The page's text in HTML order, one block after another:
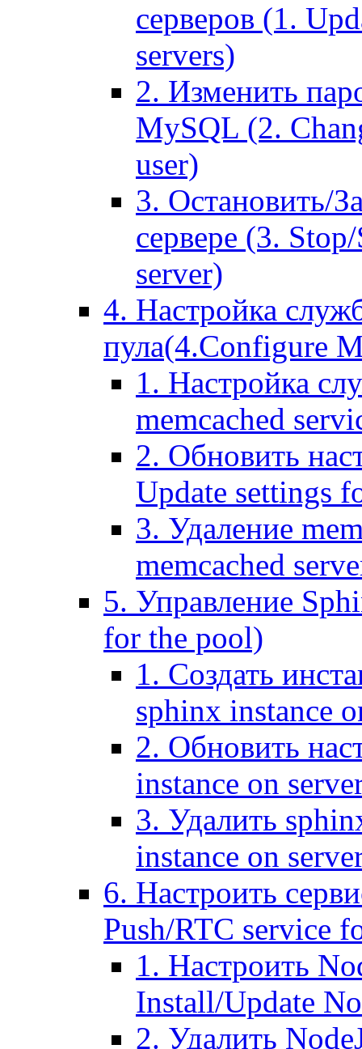
серверов (1.
servers)
2. Изменить
MySQL (2.
user)
3. Остановить/
сервере (3.
server)
4. Настройка
пула(4.Configure
1. Настройка
memcached
2. Обновить
Update settings
3. Удаление
memcached
5. Управление
for the pool)
1. Создать
sphinx instance
2. Обновить
instance on
3. Удалить
instance on
6. Настроить
Push/RTC service
1. Настроить
Install/Update
2. Удалить